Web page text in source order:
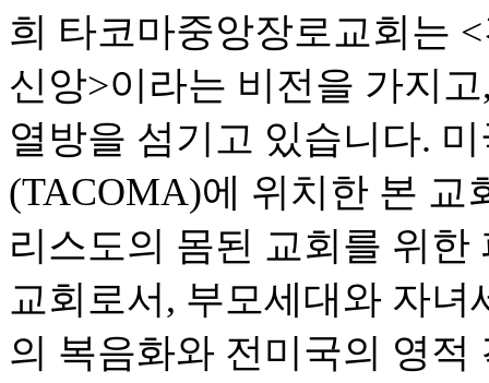
희 타코마중앙장로교회는
신앙>이라는 비전을 가지
열방을 섬기고 있습니다.
(TACOMA)에 위치한 본 교
리스도의 몸된 교회를 위
교회로서, 부모세대와 자
의 복음화와 전미국의 영